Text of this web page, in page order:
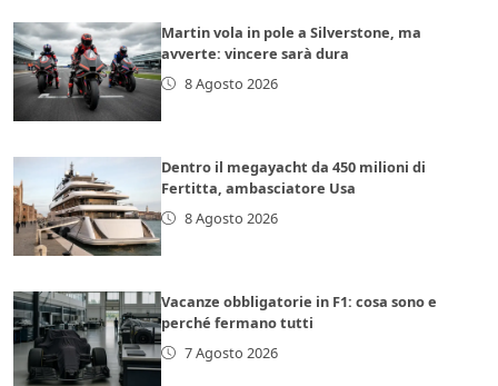
Martin vola in pole a Silverstone, ma
avverte: vincere sarà dura
8 Agosto 2026
Dentro il megayacht da 450 milioni di
Fertitta, ambasciatore Usa
8 Agosto 2026
Vacanze obbligatorie in F1: cosa sono e
perché fermano tutti
7 Agosto 2026